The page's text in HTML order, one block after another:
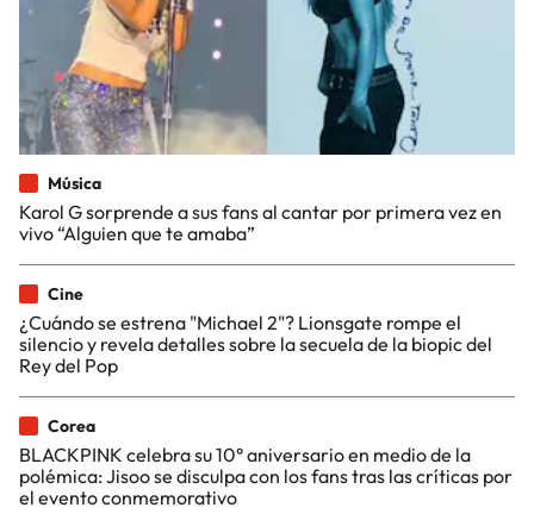
Música
Karol G sorprende a sus fans al cantar por primera vez en
vivo “Alguien que te amaba”
Cine
¿Cuándo se estrena "Michael 2"? Lionsgate rompe el
silencio y revela detalles sobre la secuela de la biopic del
Rey del Pop
Corea
BLACKPINK celebra su 10° aniversario en medio de la
polémica: Jisoo se disculpa con los fans tras las críticas por
el evento conmemorativo